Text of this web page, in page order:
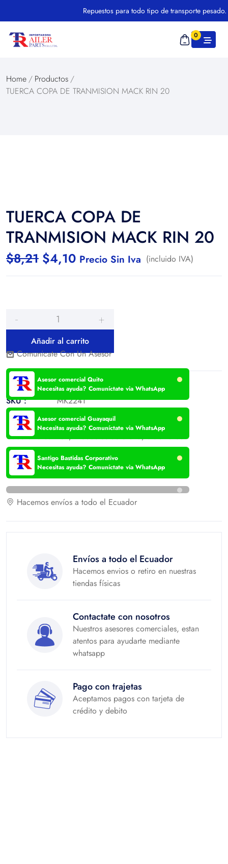
Repuestos para todo tipo de transporte pesado.
0
Home / Productos /
TUERCA COPA DE TRANMISION MACK RIN 20
TUERCA COPA DE
TRANMISION MACK RIN 20
$8,21 $4,10 Precio Sin Iva (incluido IVA)
Añadir al carrito
Asesor comercial Quito
Necesitas ayuda? Comuníctate via WhatsApp
Asesor comercial Guayaquil
Necesitas ayuda? Comuníctate via WhatsApp
Santigo Bastidas Corporativo
Necesitas ayuda? Comuníctate via WhatsApp
Comunicate Con Un Asesor
SKU :
MK2241
Categories:
Cabezal o camión,Productos de oferta,Sistema de
trasmición
Tags:
MK2241
Hacemos envíos a todo el Ecuador
Envíos a todo el Ecuador
Hacemos envios o retiro en nuestras
tiendas físicas
Contactate con nosotros
Nuestros asesores comerciales, estan
atentos para ayudarte mediante
whatsapp
Pago con trajetas
Aceptamos pagos con tarjeta de
crédito y debito